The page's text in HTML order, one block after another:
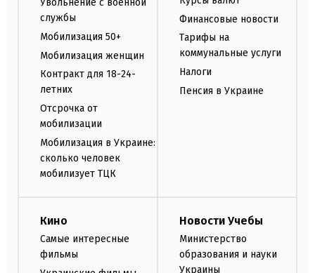
Увольнение с военной
службы
Мобилизация 50+
Мобилизация женщин
Контракт для 18-24-
летних
Отсрочка от
мобилизации
Мобилизация в Украине:
сколько человек
мобилизует ТЦК
Финансовые новости
Тарифы на
коммунальные услуги
Налоги
Пенсия в Украине
Кино
Самые интересные
фильмы
Новости Учебы
Министерство
образования и науки
Украины